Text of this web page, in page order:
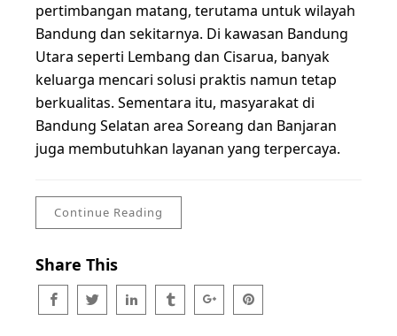
pertimbangan matang, terutama untuk wilayah
Bandung dan sekitarnya. Di kawasan Bandung
Utara seperti Lembang dan Cisarua, banyak
keluarga mencari solusi praktis namun tetap
berkualitas. Sementara itu, masyarakat di
Bandung Selatan area Soreang dan Banjaran
juga membutuhkan layanan yang terpercaya.
Continue Reading
Share This